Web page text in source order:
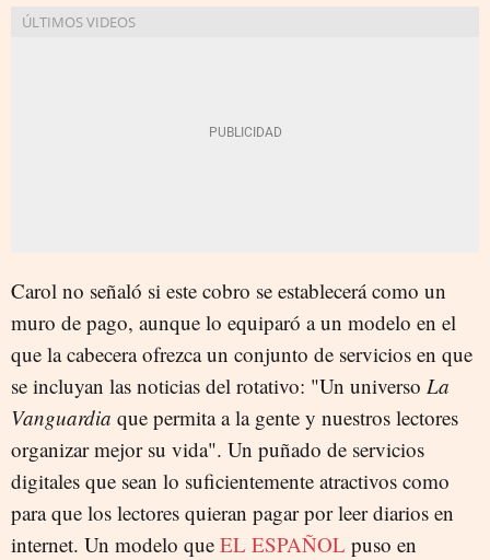
Carol no señaló si este cobro se establecerá como un
muro de pago, aunque lo equiparó a un modelo en el
que la cabecera ofrezca un conjunto de servicios en que
se incluyan las noticias del rotativo: "Un universo La
Vanguardia que permita a la gente y nuestros lectores
organizar mejor su vida". Un puñado de servicios
digitales que sean lo suficientemente atractivos como
para que los lectores quieran pagar por leer diarios en
internet. Un modelo que EL ESPAÑOL puso en